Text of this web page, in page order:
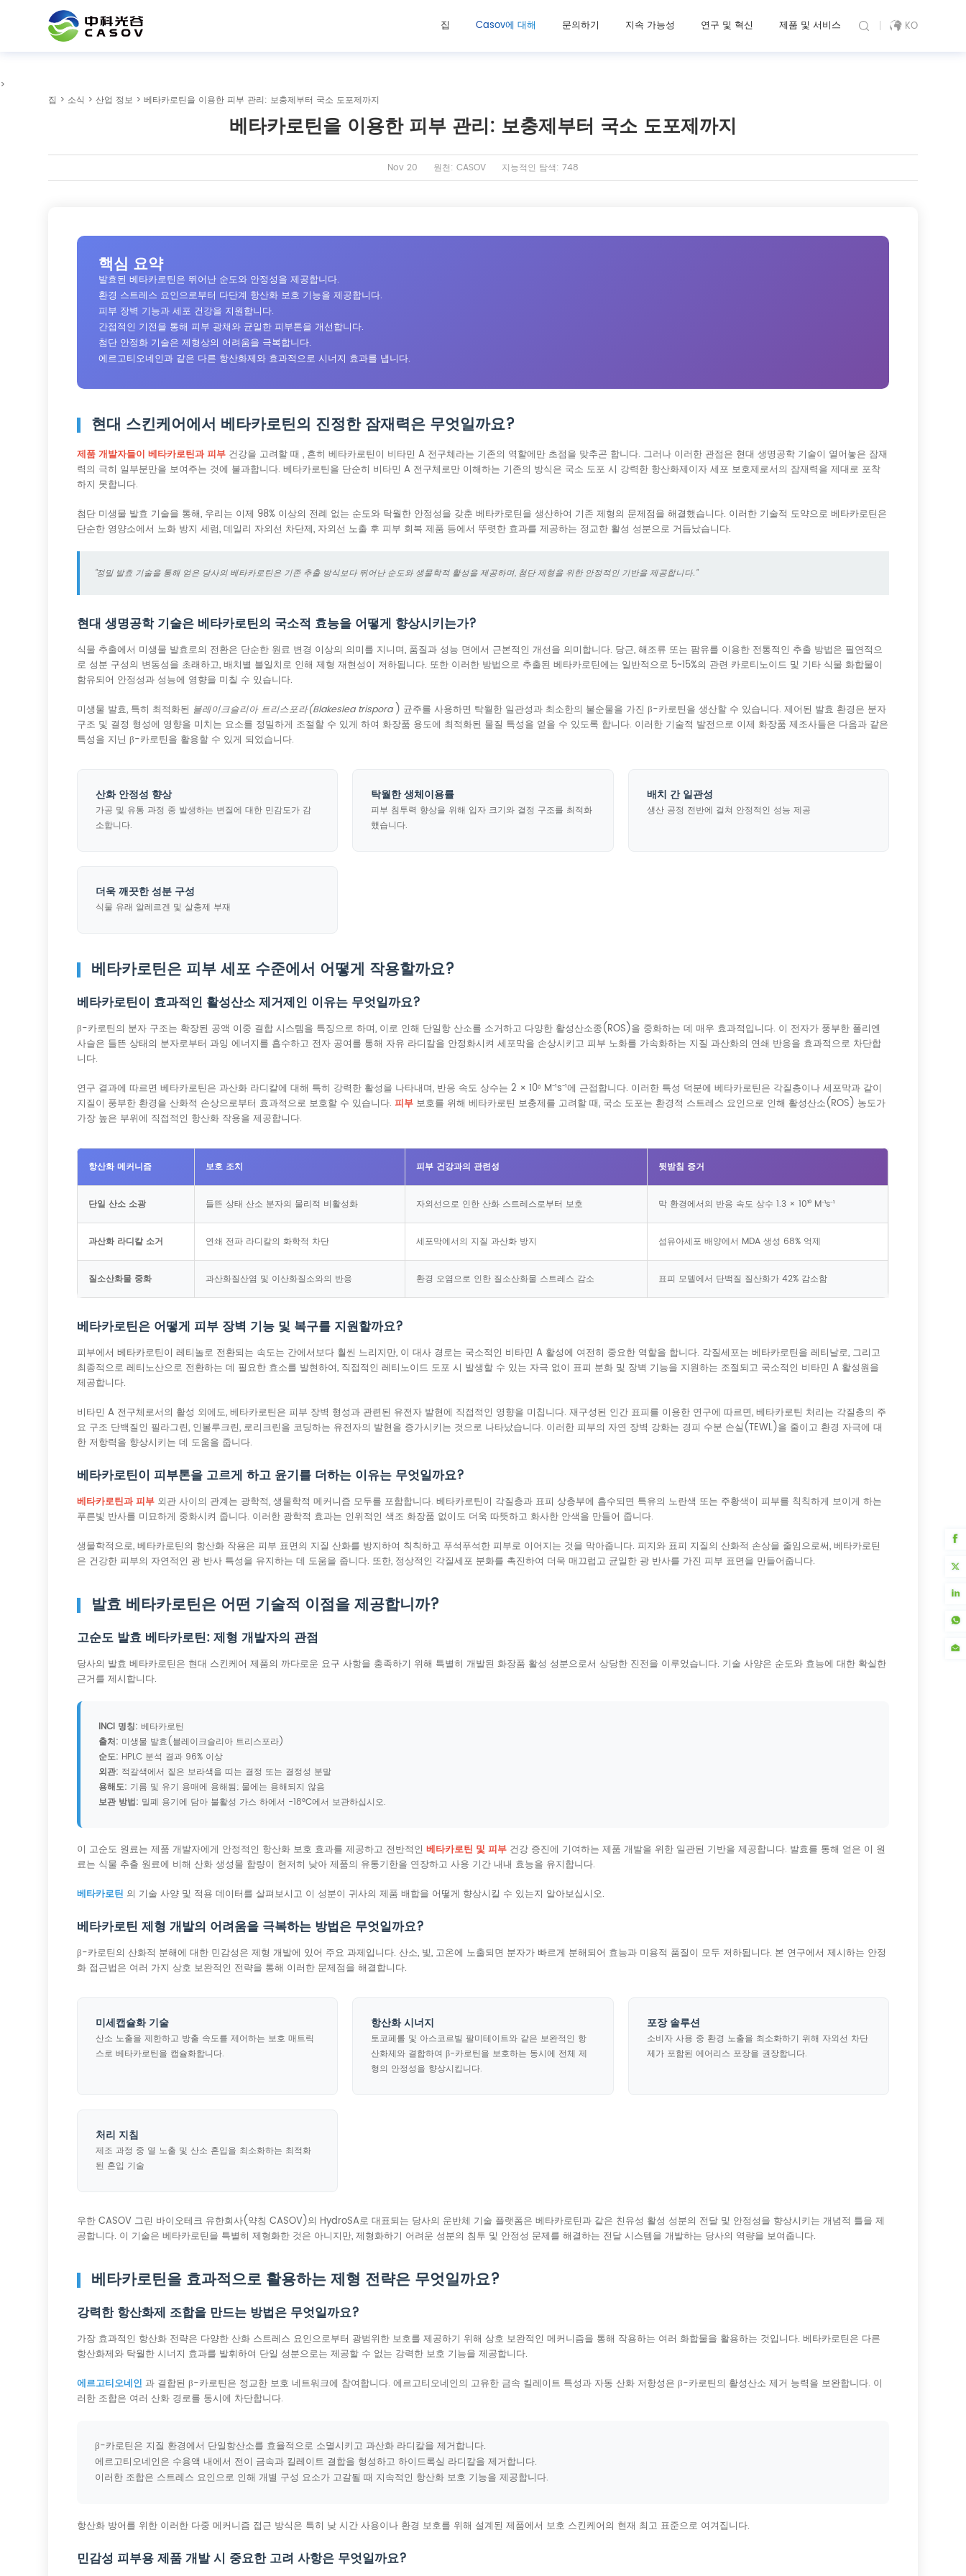
집 Casov에 대해 문의하기 지속 가능성 연구 및 혁신 제품 및 서비스 KO
>
집 > 소식 >산업 정보 > 베타카로틴을 이용한 피부 관리: 보충제부터 국소 도포제까지
베타카로틴을 이용한 피부 관리: 보충제부터 국소 도포제까지
Nov 20 원천: CASOV 지능적인 탐색: 748
핵심 요약
발효된 베타카로틴은 뛰어난 순도와 안정성을 제공합니다.
환경 스트레스 요인으로부터 다단계 항산화 보호 기능을 제공합니다.
피부 장벽 기능과 세포 건강을 지원합니다.
간접적인 기전을 통해 피부 광채와 균일한 피부톤을 개선합니다.
첨단 안정화 기술은 제형상의 어려움을 극복합니다.
에르고티오네인과 같은 다른 항산화제와 효과적으로 시너지 효과를 냅니다.
현대 스킨케어에서 베타카로틴의 진정한 잠재력은 무엇일까요?
제품 개발자들이 베타카로틴과 피부 건강을 고려할 때 , 흔히 베타카로틴이 비타민 A 전구체라는 기존의 역할에만 초점을 맞추곤 합니다. 그러나 이러한 관점은 현대 생명공학 기술이 열어놓은 잠재
력의 극히 일부분만을 보여주는 것에 불과합니다. 베타카로틴을 단순히 비타민 A 전구체로만 이해하는 기존의 방식은 국소 도포 시 강력한 항산화제이자 세포 보호제로서의 잠재력을 제대로 포착
하지 못합니다.
첨단 미생물 발효 기술을 통해, 우리는 이제 98% 이상의 전례 없는 순도와 탁월한 안정성을 갖춘 베타카로틴을 생산하여 기존 제형의 문제점을 해결했습니다. 이러한 기술적 도약으로 베타카로틴은
단순한 영양소에서 노화 방지 세럼, 데일리 자외선 차단제, 자외선 노출 후 피부 회복 제품 등에서 뚜렷한 효과를 제공하는 정교한 활성 성분으로 거듭났습니다.
"정밀 발효 기술을 통해 얻은 당사의 베타카로틴은 기존 추출 방식보다 뛰어난 순도와 생물학적 활성을 제공하며, 첨단 제형을 위한 안정적인 기반을 제공합니다."
현대 생명공학 기술은 베타카로틴의 국소적 효능을 어떻게 향상시키는가?
식물 추출에서 미생물 발효로의 전환은 단순한 원료 변경 이상의 의미를 지니며, 품질과 성능 면에서 근본적인 개선을 의미합니다. 당근, 해조류 또는 팜유를 이용한 전통적인 추출 방법은 필연적으
로 성분 구성의 변동성을 초래하고, 배치별 불일치로 인해 제형 재현성이 저하됩니다. 또한 이러한 방법으로 추출된 베타카로틴에는 일반적으로 5~15%의 관련 카로티노이드 및 기타 식물 화합물이
함유되어 안정성과 성능에 영향을 미칠 수 있습니다.
미생물 발효, 특히 최적화된 블레이크슬리아 트리스포라(Blakeslea trispora) 균주를 사용하면 탁월한 일관성과 최소한의 불순물을 가진 β-카로틴을 생산할 수 있습니다. 제어된 발효 환경은 분자
구조 및 결정 형성에 영향을 미치는 요소를 정밀하게 조절할 수 있게 하여 화장품 용도에 최적화된 물질 특성을 얻을 수 있도록 합니다. 이러한 기술적 발전으로 이제 화장품 제조사들은 다음과 같은
특성을 지닌 β-카로틴을 활용할 수 있게 되었습니다.
산화 안정성 향상
가공 및 유통 과정 중 발생하는 변질에 대한 민감도가 감
소합니다.
탁월한 생체이용률
피부 침투력 향상을 위해 입자 크기와 결정 구조를 최적화
했습니다.
배치 간 일관성
생산 공정 전반에 걸쳐 안정적인 성능 제공
더욱 깨끗한 성분 구성
식물 유래 알레르겐 및 살충제 부재
베타카로틴은 피부 세포 수준에서 어떻게 작용할까요?
베타카로틴이 효과적인 활성산소 제거제인 이유는 무엇일까요?
β-카로틴의 분자 구조는 확장된 공액 이중 결합 시스템을 특징으로 하며, 이로 인해 단일항 산소를 소거하고 다양한 활성산소종(ROS)을 중화하는 데 매우 효과적입니다. 이 전자가 풍부한 폴리엔
사슬은 들뜬 상태의 분자로부터 과잉 에너지를 흡수하고 전자 공여를 통해 자유 라디칼을 안정화시켜 세포막을 손상시키고 피부 노화를 가속화하는 지질 과산화의 연쇄 반응을 효과적으로 차단합
니다.
연구 결과에 따르면 베타카로틴은 과산화 라디칼에 대해 특히 강력한 활성을 나타내며, 반응 속도 상수는 2 × 10⁶ M⁻¹s⁻¹에 근접합니다. 이러한 특성 덕분에 베타카로틴은 각질층이나 세포막과 같이
지질이 풍부한 환경을 산화적 손상으로부터 효과적으로 보호할 수 있습니다.피부 보호를 위해 베타카로틴 보충제를 고려할 때, 국소 도포는 환경적 스트레스 요인으로 인해 활성산소(ROS) 농도가
가장 높은 부위에 직접적인 항산화 작용을 제공합니다.
항산화 메커니즘 보호 조치 피부 건강과의 관련성 뒷받침 증거
단일 산소 소광 들뜬 상태 산소 분자의 물리적 비활성화 자외선으로 인한 산화 스트레스로부터 보호 막 환경에서의 반응 속도 상수 1.3 × 10¹⁰ M⁻¹s⁻¹
과산화 라디칼 소거 연쇄 전파 라디칼의 화학적 차단 세포막에서의 지질 과산화 방지 섬유아세포 배양에서 MDA 생성 68% 억제
질소산화물 중화 과산화질산염 및 이산화질소와의 반응 환경 오염으로 인한 질소산화물 스트레스 감소 표피 모델에서 단백질 질산화가 42% 감소함
베타카로틴은 어떻게 피부 장벽 기능 및 복구를 지원할까요?
피부에서 베타카로틴이 레티놀로 전환되는 속도는 간에서보다 훨씬 느리지만, 이 대사 경로는 국소적인 비타민 A 활성에 여전히 중요한 역할을 합니다. 각질세포는 베타카로틴을 레티날로, 그리고
최종적으로 레티노산으로 전환하는 데 필요한 효소를 발현하여, 직접적인 레티노이드 도포 시 발생할 수 있는 자극 없이 표피 분화 및 장벽 기능을 지원하는 조절되고 국소적인 비타민 A 활성원을
제공합니다.
비타민 A 전구체로서의 활성 외에도, 베타카로틴은 피부 장벽 형성과 관련된 유전자 발현에 직접적인 영향을 미칩니다. 재구성된 인간 표피를 이용한 연구에 따르면, 베타카로틴 처리는 각질층의 주
요 구조 단백질인 필라그린, 인볼루크린, 로리크린을 코딩하는 유전자의 발현을 증가시키는 것으로 나타났습니다. 이러한 피부의 자연 장벽 강화는 경피 수분 손실(TEWL)을 줄이고 환경 자극에 대
한 저항력을 향상시키는 데 도움을 줍니다.
베타카로틴이 피부톤을 고르게 하고 윤기를 더하는 이유는 무엇일까요?
베타카로틴과 피부 외관 사이의 관계는 광학적, 생물학적 메커니즘 모두를 포함합니다. 베타카로틴이 각질층과 표피 상층부에 흡수되면 특유의 노란색 또는 주황색이 피부를 칙칙하게 보이게 하는
푸른빛 반사를 미묘하게 중화시켜 줍니다. 이러한 광학적 효과는 인위적인 색조 화장품 없이도 더욱 따뜻하고 화사한 안색을 만들어 줍니다.
생물학적으로, 베타카로틴의 항산화 작용은 피부 표면의 지질 산화를 방지하여 칙칙하고 푸석푸석한 피부로 이어지는 것을 막아줍니다. 피지와 표피 지질의 산화적 손상을 줄임으로써, 베타카로틴
은 건강한 피부의 자연적인 광 반사 특성을 유지하는 데 도움을 줍니다. 또한, 정상적인 각질세포 분화를 촉진하여 더욱 매끄럽고 균일한 광 반사를 가진 피부 표면을 만들어줍니다.
발효 베타카로틴은 어떤 기술적 이점을 제공합니까?
고순도 발효 베타카로틴: 제형 개발자의 관점
당사의 발효 베타카로틴은 현대 스킨케어 제품의 까다로운 요구 사항을 충족하기 위해 특별히 개발된 화장품 활성 성분으로서 상당한 진전을 이루었습니다. 기술 사양은 순도와 효능에 대한 확실한
근거를 제시합니다.
INCI 명칭: 베타카로틴
출처: 미생물 발효(블레이크슬리아 트리스포라)
순도: HPLC 분석 결과 96% 이상
외관: 적갈색에서 짙은 보라색을 띠는 결정 또는 결정성 분말
용해도: 기름 및 유기 용매에 용해됨; 물에는 용해되지 않음
보관 방법: 밀폐 용기에 담아 불활성 가스 하에서 -18°C에서 보관하십시오.
이 고순도 원료는 제품 개발자에게 안정적인 항산화 보호 효과를 제공하고 전반적인베타카로틴 및 피부 건강 증진에 기여하는 제품 개발을 위한 일관된 기반을 제공합니다. 발효를 통해 얻은 이 원
료는 식물 추출 원료에 비해 산화 생성물 함량이 현저히 낮아 제품의 유통기한을 연장하고 사용 기간 내내 효능을 유지합니다.
베타카로틴 의 기술 사양 및 적용 데이터를 살펴보시고 이 성분이 귀사의 제품 배합을 어떻게 향상시킬 수 있는지 알아보십시오.
베타카로틴 제형 개발의 어려움을 극복하는 방법은 무엇일까요?
β-카로틴의 산화적 분해에 대한 민감성은 제형 개발에 있어 주요 과제입니다. 산소, 빛, 고온에 노출되면 분자가 빠르게 분해되어 효능과 미용적 품질이 모두 저하됩니다. 본 연구에서 제시하는 안정
화 접근법은 여러 가지 상호 보완적인 전략을 통해 이러한 문제점을 해결합니다.
미세캡슐화 기술
산소 노출을 제한하고 방출 속도를 제어하는 ​​보호 매트릭
스로 베타카로틴을 캡슐화합니다.
항산화 시너지
토코페롤 및 아스코르빌 팔미테이트와 같은 보완적인 항
산화제와 결합하여 β-카로틴을 보호하는 동시에 전체 제
형의 안정성을 향상시킵니다.
포장 솔루션
소비자 사용 중 환경 노출을 최소화하기 위해 자외선 차단
제가 포함된 에어리스 포장을 권장합니다.
처리 지침
제조 과정 중 열 노출 및 산소 혼입을 최소화하는 최적화
된 혼입 기술
우한 CASOV 그린 바이오테크 유한회사(약칭 CASOV)의 HydroSA로 대표되는 당사의 운반체 기술 플랫폼은 베타카로틴과 같은 친유성 활성 성분의 전달 및 안정성을 향상시키는 개념적 틀을 제
공합니다. 이 기술은 베타카로틴을 특별히 제형화한 것은 아니지만, 제형화하기 어려운 성분의 침투 및 안정성 문제를 해결하는 전달 시스템을 개발하는 당사의 역량을 보여줍니다.
베타카로틴을 효과적으로 활용하는 제형 전략은 무엇일까요?
강력한 항산화제 조합을 만드는 방법은 무엇일까요?
가장 효과적인 항산화 전략은 다양한 산화 스트레스 요인으로부터 광범위한 보호를 제공하기 위해 상호 보완적인 메커니즘을 통해 작용하는 여러 화합물을 활용하는 것입니다. 베타카로틴은 다른
항산화제와 탁월한 시너지 효과를 발휘하여 단일 성분으로는 제공할 수 없는 강력한 보호 기능을 제공합니다.
에르고티오네인 과 결합된 β-카로틴은 정교한 보호 네트워크에 참여합니다. 에르고티오네인의 고유한 금속 킬레이트 특성과 자동 산화 저항성은 β-카로틴의 활성산소 제거 능력을 보완합니다. 이
러한 조합은 여러 산화 경로를 동시에 차단합니다.
β-카로틴은 지질 환경에서 단일항산소를 효율적으로 소멸시키고 과산화 라디칼을 제거합니다.
에르고티오네인은 수용액 내에서 전이 금속과 킬레이트 결합을 형성하고 하이드록실 라디칼을 제거합니다.
이러한 조합은 스트레스 요인으로 인해 개별 구성 요소가 고갈될 때 지속적인 항산화 보호 기능을 제공합니다.
항산화 방어를 위한 이러한 다중 메커니즘 접근 방식은 특히 낮 시간 사용이나 환경 보호를 위해 설계된 제품에서 보호 스킨케어의 현재 최고 표준으로 여겨집니다.
민감성 피부용 제품 개발 시 중요한 고려 사항은 무엇일까요?